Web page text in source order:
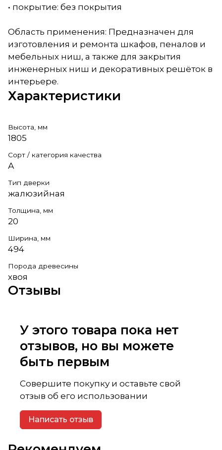
• покрытие: без покрытия
Область применения: Предназначен для
изготовления и ремонта шкафов, пеналов и
мебельных ниш, а также для закрытия
инженерных ниш и декоративных решёток в
интерьере.
Характеристики
Высота, мм
1805
Сорт / категория качества
А
Тип дверки
жалюзийная
Толщина, мм
20
Ширина, мм
494
Порода древесины
хвоя
Отзывы
У этого товара пока нет
отзывов, но вы можете
быть первым
Совершите покупку и оставьте свой
отзыв об его использовании
Написать отзыв